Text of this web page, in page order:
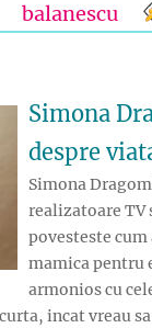
balanescu
Simona
despre
Simona
realizatoare TV
povesteste cum
mamica pentru
armonios cu
incat vreau